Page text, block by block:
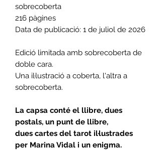
sobrecoberta
216 pàgines
Data de publicació: 1 de juliol de 2026
Edició limitada amb sobrecoberta de
doble cara.
Una il·lustració a coberta, l'altra a
sobrecoberta.
La capsa conté el llibre, dues
postals, un punt de llibre,
dues cartes del tarot il·lustrades
per Marina Vidal i un enigma.